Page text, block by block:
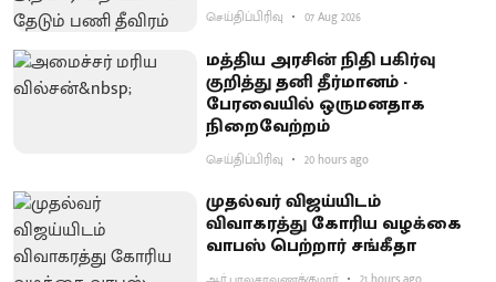
செய்திப்பிரிவு 07 Aug 2026
மத்திய அரசின் நிதி பகிர்வு
குறித்து தனி தீர்மானம் -
பேரவையில் ஒருமனதாக
நிறைவேற்றம்
செய்திப்பிரிவு 20 hours ago
முதல்வர் விஜய்யிடம்
விவாகரத்து கோரிய வழக்கை
வாபஸ் பெற்றார் சங்கீதா